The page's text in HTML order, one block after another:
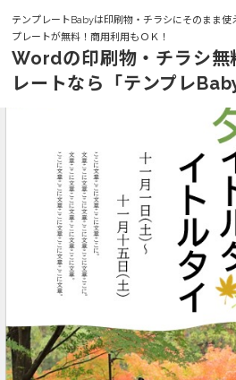
テンプレートBabyは印刷物・チラシにそのまま使
プレートが無料！商用利用もＯＫ！
Wordの印刷物・チラシ無
レートなら「テンプレ